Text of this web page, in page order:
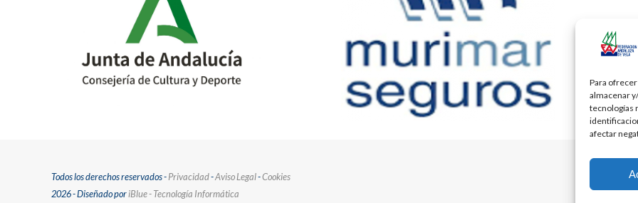
Para
almacenar
tecnologías
afectar
Todos los derechos reservados -Privacidad-Aviso Legal-Cookies
2026 - Diseñado poriBlue - Tecnología Informática